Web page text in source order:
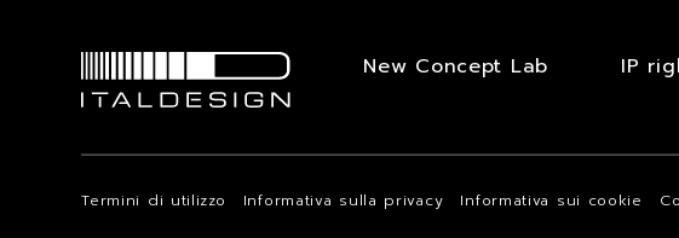
New Concept Lab IP
Termini di utilizzo Informativa sulla privacy Informativa sui cookie